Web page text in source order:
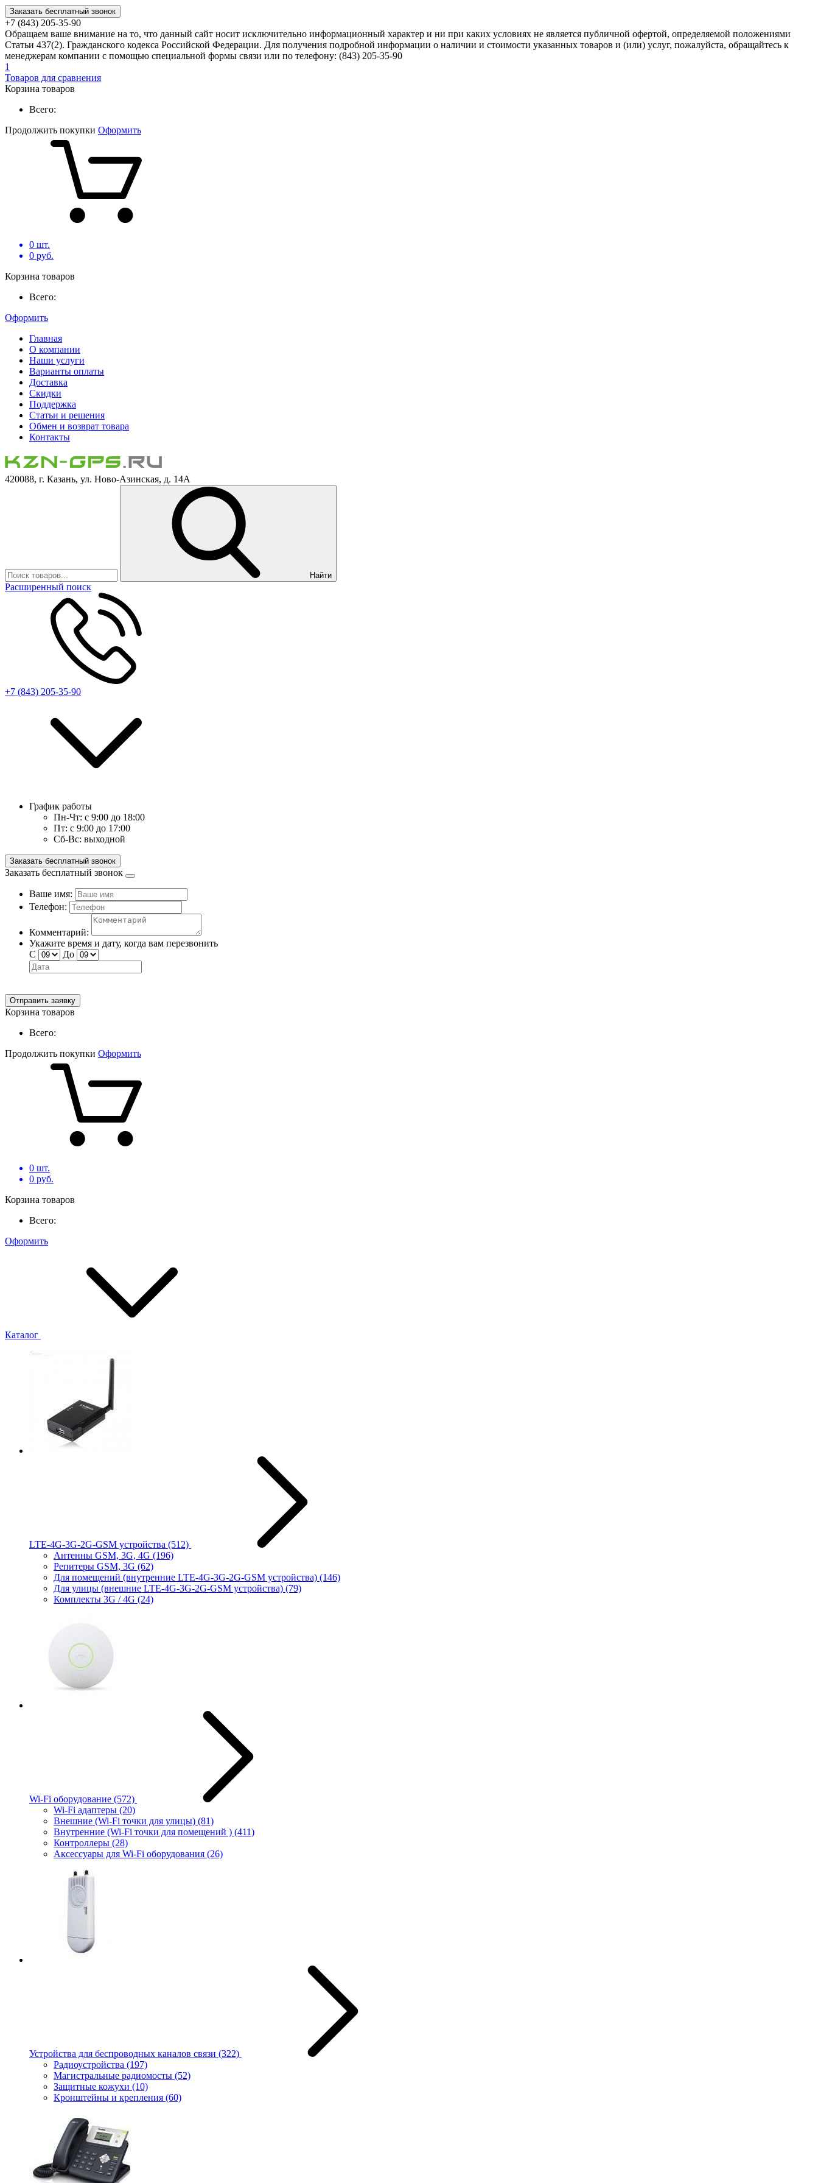
Заказать бесплатный звонок
+7 (843) 205-35-90
Обращаем ваше внимание на то, что данный сайт носит исключительно информационный характер и ни при каких условиях не является публичной офертой, определяемой положениями
Статьи 437(2). Гражданского кодекса Российской Федерации. Для получения подробной информации о наличии и стоимости указанных товаров и (или) услуг, пожалуйста, обращайтесь к
менеджерам компании с помощью специальной формы связи или по телефону: (843) 205-35-90
1
Товаров для сравнения
Корзина товаров
Всего:
Продолжить покупки Оформить
0 шт.
0 руб.
Корзина товаров
Всего:
Оформить
Главная
О компании
Наши услуги
Варианты оплаты
Доставка
Скидки
Поддержка
Статьи и решения
Обмен и возврат товара
Контакты
420088, г. Казань, ул. Ново-Азинская, д. 14А
Найти
Расширенный поиск
+7 (843) 205-35-90
График работы
Пн-Чт: с 9:00 до 18:00
Пт: с 9:00 до 17:00
Сб-Вс: выходной
Заказать бесплатный звонок
Заказать бесплатный звонок
Ваше имя:
Телефон:
Комментарий:
Укажите время и дату, когда вам перезвонить
С
До
Отправить заявку
Корзина товаров
Всего:
Продолжить покупки Оформить
0 шт.
0 руб.
Корзина товаров
Всего:
Оформить
Каталог
LTE-4G-3G-2G-GSM устройства (512)
Антенны GSM, 3G, 4G (196)
Репитеры GSM, 3G (62)
Для помещений (внутренние LTE-4G-3G-2G-GSM устройства) (146)
Для улицы (внешние LTE-4G-3G-2G-GSM устройства) (79)
Комплекты 3G / 4G (24)
Wi-Fi оборудование (572)
Wi-Fi адаптеры (20)
Внешние (Wi-Fi точки для улицы) (81)
Внутренние (Wi-Fi точки для помещений ) (411)
Контроллеры (28)
Аксессуары для Wi-Fi оборудования (26)
Устройства для беспроводных каналов связи (322)
Радиоустройства (197)
Магистральные радиомосты (52)
Защитные кожухи (10)
Кронштейны и крепления (60)